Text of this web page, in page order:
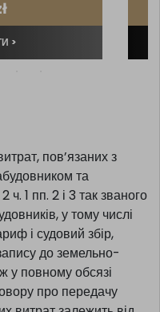
>
пов’язаних з
та
ч. 1 пп. 2 і 3 так званого
у тому числі
і судовий збір,
до земельно-
у повному обсязі
про передачу